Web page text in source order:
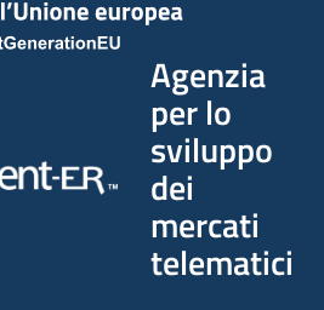
Agenzia
per lo
sviluppo
dei
mercati
telematici